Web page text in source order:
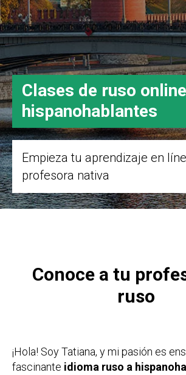
Clases de ruso
hispanohablantes
Empieza tu aprendizaje en
profesora nativa
Conoce a tu
ruso
¡Hola! Soy Tatiana, y mi pasión es
fascinante idioma ruso a